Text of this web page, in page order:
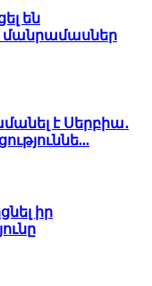
են
մանրամասներ
է Սերբիա․
իր